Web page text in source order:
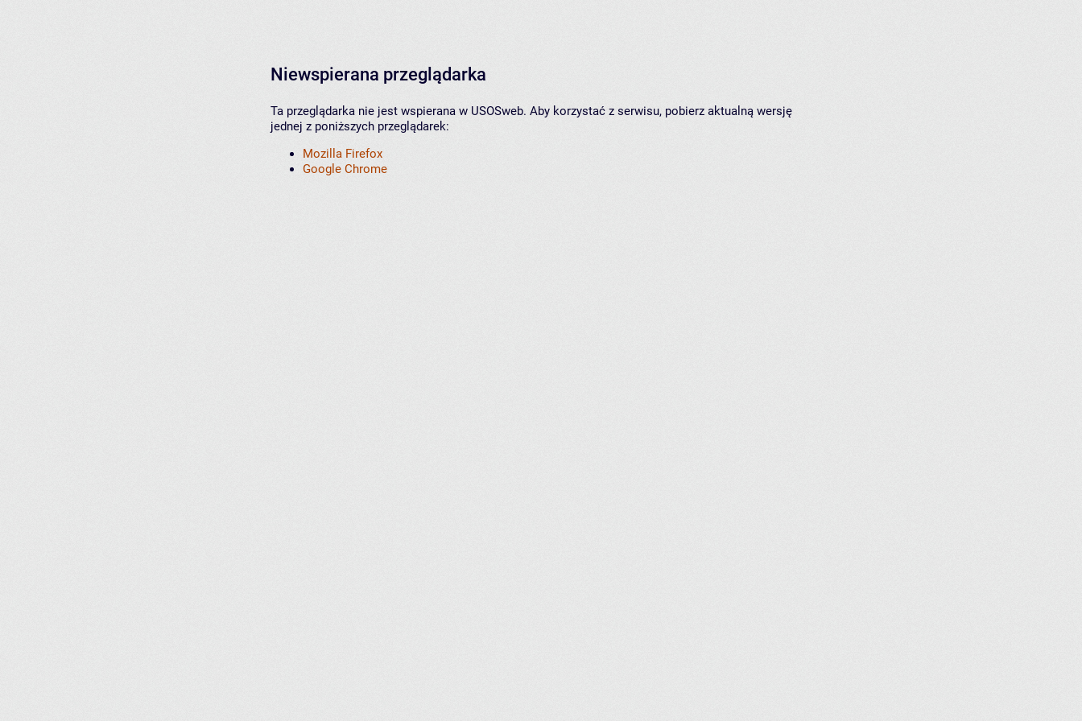
Niewspierana przeglądarka
Ta przeglądarka nie jest wspierana w USOSweb. Aby korzystać z serwisu, pobierz aktualną wersję
jednej z poniższych przeglądarek:
Mozilla Firefox
Google Chrome